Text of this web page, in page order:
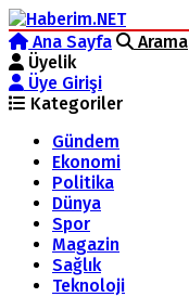
Ana Sayfa Arama
Üyelik
Üye Girişi
Kategoriler
Gündem
Ekonomi
Politika
Dünya
Spor
Magazin
Sağlık
Teknoloji